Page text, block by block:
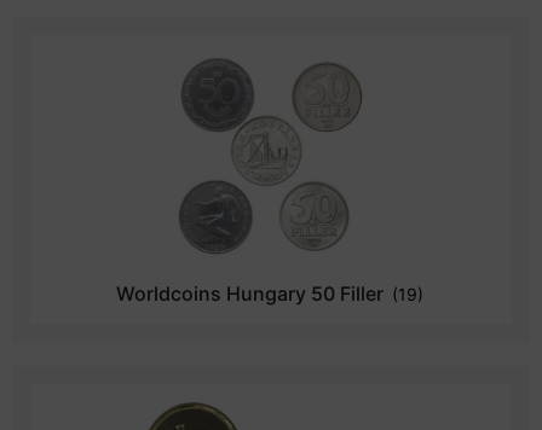
Worldcoins Hungary 50 Filler (19)